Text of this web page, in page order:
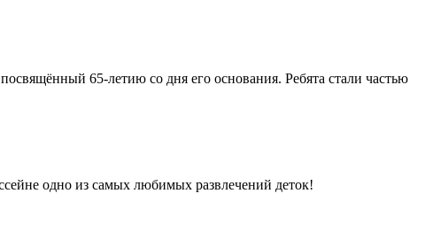
65-летию со дня его основания. Ребята стали частью
одно из самых любимых развлечений деток!